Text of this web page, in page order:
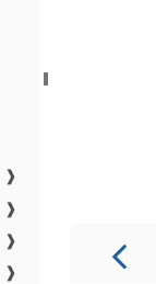
❱
❱
❱
❱